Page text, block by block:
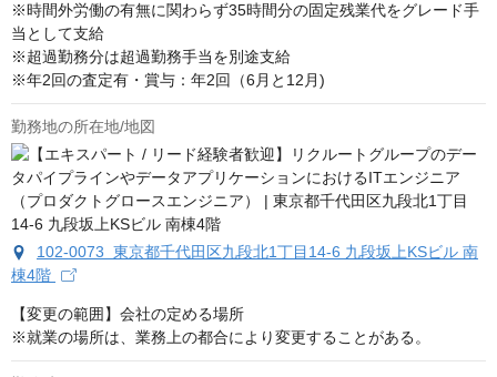
※時間外労働の有無に関わらず35時間分の固定残業代をグレード手
当として支給
※超過勤務分は超過勤務手当を別途支給
※年2回の査定有・賞与：年2回（6月と12月)
勤務地の所在地/地図
102-0073 東京都千代田区九段北1丁目14-6 九段坂上KSビル 南
棟4階
【変更の範囲】会社の定める場所
※就業の場所は、業務上の都合により変更することがある。